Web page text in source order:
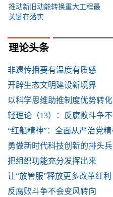
推动新旧动能转换重大工程最
关键在落实
理论头条
非遗传播要有温度有质感
开辟生态文明建设新境界
以科学思维助推制度优势转
轻理论（13）：反腐败斗争
“红船精神”：全面从严治党
勇做新时代科技创新的排头兵
把组织功能充分发挥出来
让“放管服”释放更多改革红利
反腐败斗争不会变风转向